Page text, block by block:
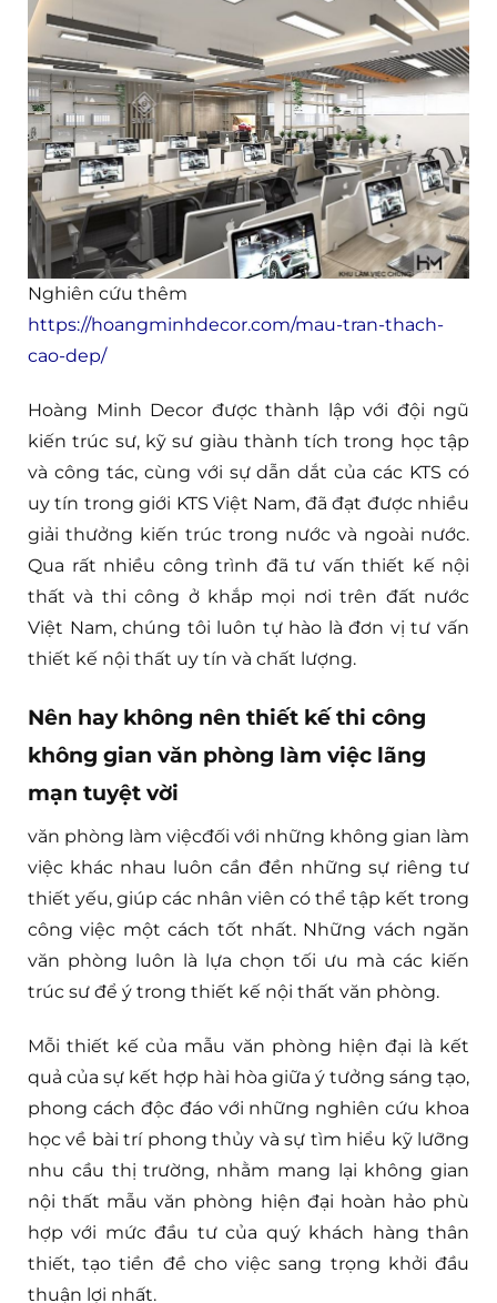
Nghiên cứu thêm
https://hoangminhdecor.com/mau-tran-thach-
cao-dep/
Hoàng Minh Decor được thành lập với đội ngũ
kiến trúc sư, kỹ sư giàu thành tích trong học tập
và công tác, cùng với sự dẫn dắt của các KTS có
uy tín trong giới KTS Việt Nam, đã đạt được nhiều
giải thưởng kiến trúc trong nước và ngoài nước.
Qua rất nhiều công trình đã tư vấn thiết kế nội
thất và thi công ở khắp mọi nơi trên đất nước
Việt Nam, chúng tôi luôn tự hào là đơn vị tư vấn
thiết kế nội thất uy tín và chất lượng.
Nên hay không nên thiết kế thi công
không gian văn phòng làm việc lãng
mạn tuyệt vời
văn phòng làm việcđối với những không gian làm
việc khác nhau luôn cần đền những sự riêng tư
thiết yếu, giúp các nhân viên có thể tập kết trong
công việc một cách tốt nhất. Những vách ngăn
văn phòng luôn là lựa chọn tối ưu mà các kiến
trúc sư để ý trong thiết kế nội thất văn phòng.
Mỗi thiết kế của mẫu văn phòng hiện đại là kết
quả của sự kết hợp hài hòa giữa ý tưởng sáng tạo,
phong cách độc đáo với những nghiên cứu khoa
học về bài trí phong thủy và sự tìm hiểu kỹ lưỡng
nhu cầu thị trường, nhằm mang lại không gian
nội thất mẫu văn phòng hiện đại hoàn hảo phù
hợp với mức đầu tư của quý khách hàng thân
thiết, tạo tiền đề cho việc sang trọng khởi đầu
thuận lợi nhất.